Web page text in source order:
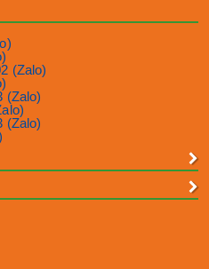
(Zalo)
(Zalo)
(Zalo)